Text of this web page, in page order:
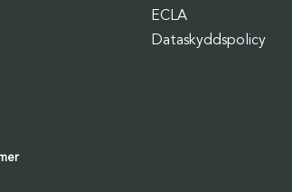
ECLA
Dataskyddspolicy